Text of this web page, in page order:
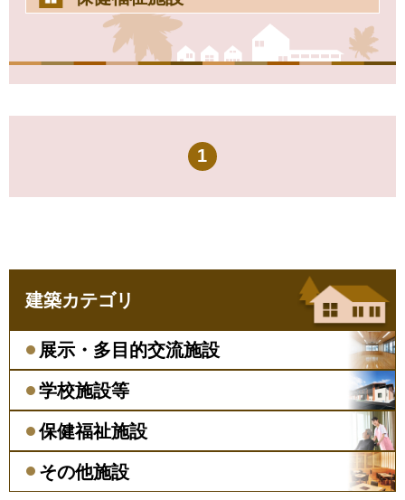
1
建築カテゴリ
展示・多目的交流施設
学校施設等
保健福祉施設
その他施設